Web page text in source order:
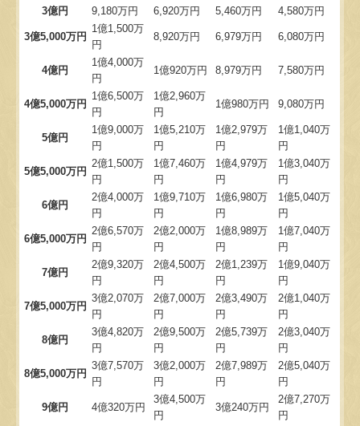
3億円
9,180万円 6,920万円 5,460万円 4,580万円
3億5,000万円
1億1,500万
円
8,920万円 6,979万円 6,080万円
4億円
1億4,000万
円
1億920万円 8,979万円 7,580万円
4億5,000万円
1億6,500万
円
1億2,960万
円
1億980万円 9,080万円
5億円
1億9,000万
円
1億5,210万
円
1億2,979万
円
1億1,040万
円
5億5,000万円
2億1,500万
円
1億7,460万
円
1億4,979万
円
1億3,040万
円
6億円
2億4,000万
円
1億9,710万
円
1億6,980万
円
1億5,040万
円
6億5,000万円
2億6,570万
円
2億2,000万
円
1億8,989万
円
1億7,040万
円
7億円
2億9,320万
円
2億4,500万
円
2億1,239万
円
1億9,040万
円
7億5,000万円
3億2,070万
円
2億7,000万
円
2億3,490万
円
2億1,040万
円
8億円
3億4,820万
円
2億9,500万
円
2億5,739万
円
2億3,040万
円
8億5,000万円
3億7,570万
円
3億2,000万
円
2億7,989万
円
2億5,040万
円
9億円 4億320万円
3億4,500万
円
3億240万円
2億7,270万
円